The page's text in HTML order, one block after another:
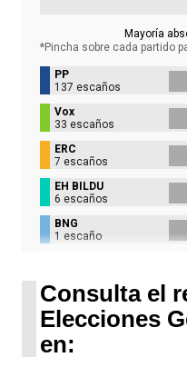
Mayoría
*Pincha sobre cada partido
PP
137 escaños
Vox
33 escaños
ERC
7 escaños
EH BILDU
6 escaños
BNG
1 escaño
Consulta el
Elecciones
en: